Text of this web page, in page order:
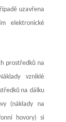
uzavřena
elektronické
prostředků na
vzniklé
na dálku
(náklady na
hovory) si